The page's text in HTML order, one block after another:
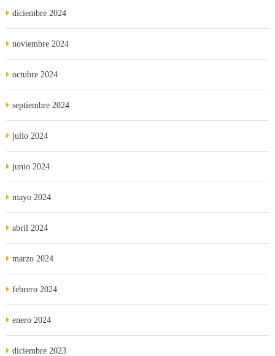
diciembre 2024
noviembre 2024
octubre 2024
septiembre 2024
julio 2024
junio 2024
mayo 2024
abril 2024
marzo 2024
febrero 2024
enero 2024
diciembre 2023